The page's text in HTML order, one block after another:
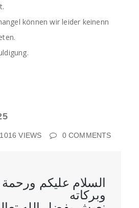
können wir leider keinenn
1016VIEWS 0COMMENTS
السلام عليكم ورحمة
وبركاته